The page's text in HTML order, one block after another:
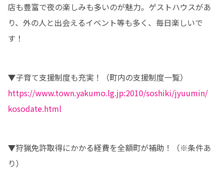
店も豊富で夜の楽しみも多いのが魅力。ゲストハウスがあ
り、外の人と出会えるイベント等も多く、毎日楽しいで
す！
https://www.town.yakumo.lg.jp:2010/soshiki/jyuumin/
kosodate.html
▼狩猟免許取得にかかる経費を全額町が補助！（※条件あ